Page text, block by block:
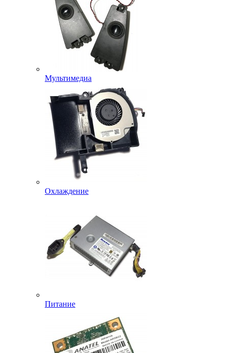
Мультимедиа
Охлаждение
Питание